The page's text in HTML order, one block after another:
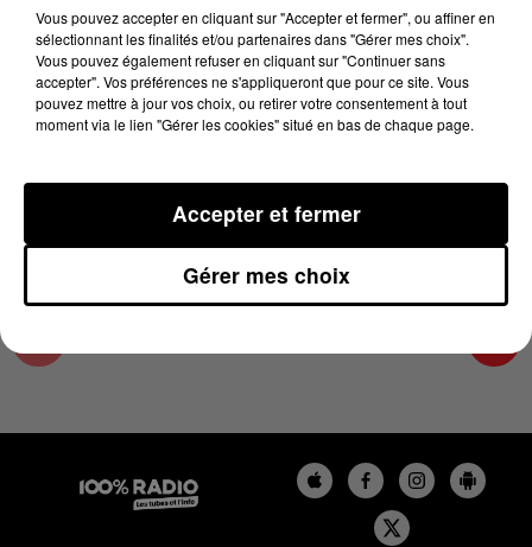
26 août 2025 - 3 min 2 sec
LES EXPERTS MÉTÉO 100% DU 26/08/2025
CASSET
Vous pouvez accepter en cliquant sur "Accepter et fermer", ou affiner en
sélectionnant les finalités et/ou partenaires dans "Gérer mes choix".
Vous pouvez également refuser en cliquant sur "Continuer sans
accepter". Vos préférences ne s'appliqueront que pour ce site. Vous
pouvez mettre à jour vos choix, ou retirer votre consentement à tout
moment via le lien "Gérer les cookies" situé en bas de chaque page.
Gérer mes choix
Accepter et fermer